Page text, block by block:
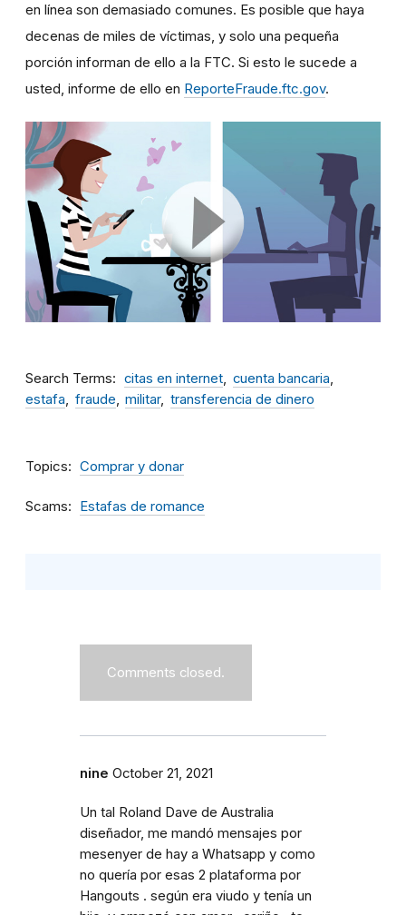
en línea son demasiado comunes. Es posible que haya
decenas de miles de víctimas, y solo una pequeña
porción informan de ello a la FTC. Si esto le sucede a
usted, informe de ello en ReporteFraude.ftc.gov.
Search Terms citas en internet
cuenta bancaria
estafa
fraude militar transferencia de dinero
Topics Comprar y donar
Scams Estafas de romance
Comments closed.
nine October 21, 2021
Un tal Roland Dave de Australia
diseñador, me mandó mensajes por
mesenyer de hay a Whatsapp y como
no quería por esas 2 plataforma por
Hangouts . según era viudo y tenía un